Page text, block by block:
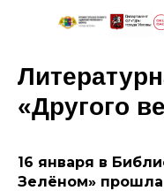
«Другого
16 января в
Зелёном»